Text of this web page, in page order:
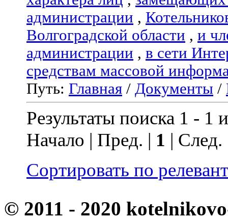
администрации ,
Волгоградской области , и
администрации , в сети
средствам массовой
Путь: Главная / Документы /
Результаты поиска 1 - 1
Начало | Пред. | 1 |
Сортировать по
© 2011 - 2020